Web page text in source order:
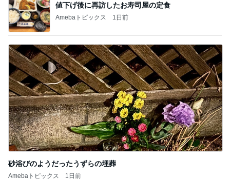
値下げ後に再訪したお寿司屋の定食
Amebaトピックス 1日前
砂浴びのようだったうずらの埋葬
Amebaトピックス 1日前